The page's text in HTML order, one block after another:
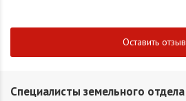
Оставить отзыв
Специалисты земельного отдела